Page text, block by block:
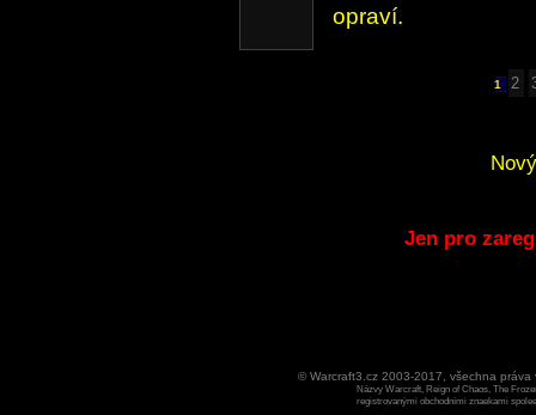
opraví.
1 2
Jen pro
© Warcraft3.cz 2003-2017, všechna
Názvy Warcraft, Reign of Chaos, The
registrovanými obchodními znaekami